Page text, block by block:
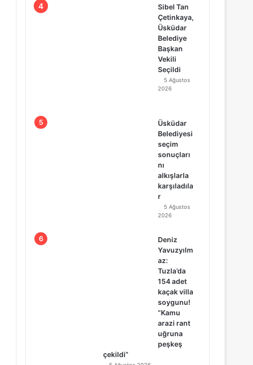
Sibel Tan
Çetinkaya,
Üsküdar
Belediye
Başkan
Vekili
Seçildi
5 Ağustos
2026
Üsküdar
Belediyesi
seçim
sonuçları
nı
alkışlarla
karşıladıla
r
5 Ağustos
2026
Deniz
Yavuzyılm
az:
Tuzla’da
154 adet
kaçak villa
soygunu!
“Kamu
arazi rant
uğruna
peşkeş
çekildi”